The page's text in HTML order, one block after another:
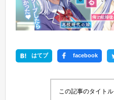
はてブ facebook
この記事のタイト